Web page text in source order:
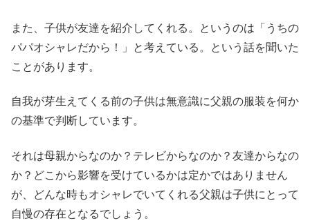
また、子供が友達を紹介してくれる。というのは「うちの
パパオシャレだから！」と考えている。という話を聞いた
ことがあります。
自我が芽生えてくる前の子供は無意識に父親の服装を何か
の基準で判断しています。
それは母親からなのか？テレビからなのか？友達からなの
か？どこから影響を受けているかは定かではありません
が、どんな時もオシャレでいてくれる父親は子供にとって
自慢の存在となるでしょう。